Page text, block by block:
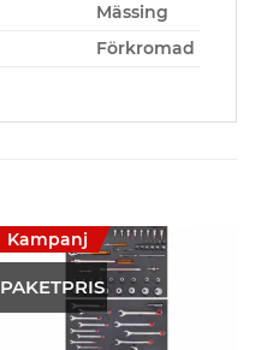
Mässing
Förkromad
PAKETPRIS
Kampanj